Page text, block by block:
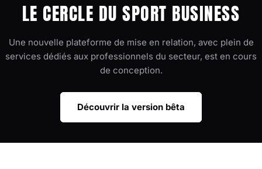
LE CERCLE DU SPORT BUSINESS
Une nouvelle plateforme de mise en relation, avec plein de
services dédiés aux professionnels du secteur, est en cours
de conception.
Découvrir la version bêta